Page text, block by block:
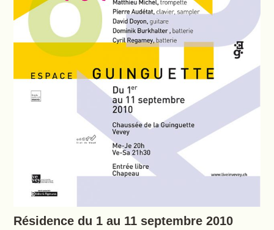
Résidence du 1 au 11 septembre 2010